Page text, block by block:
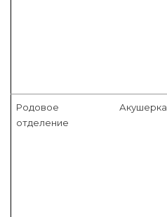
Родовое
отделение
Акушерка